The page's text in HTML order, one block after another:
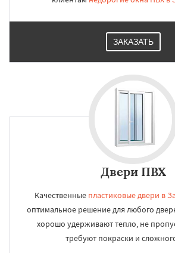
ЗАКАЗАТЬ
Двери ПВХ
Качественные пластиковые двери в
оптимальное решение для любого
хорошо удерживают тепло, не
требуют покраски и